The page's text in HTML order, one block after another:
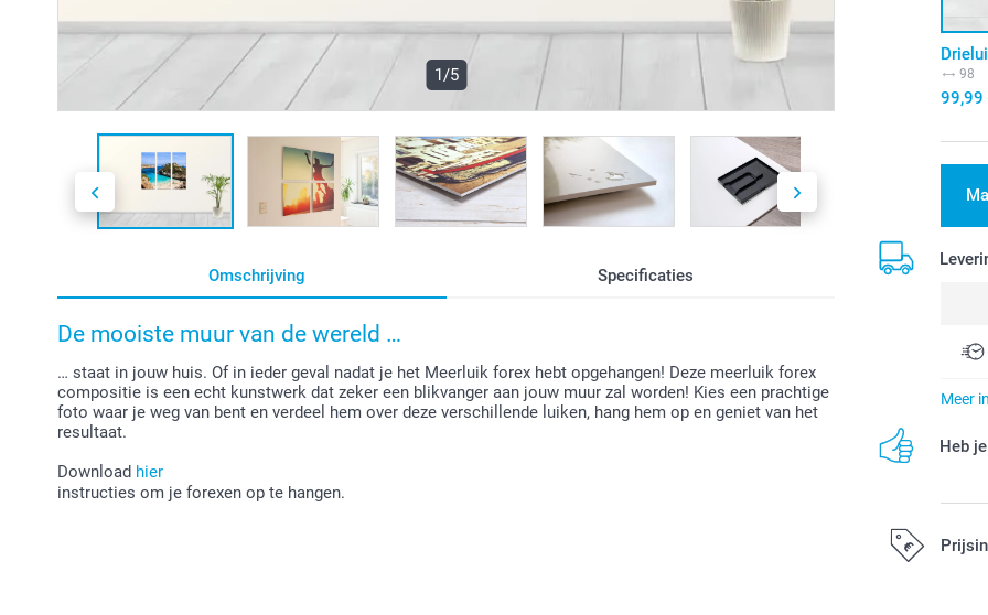
1/5
Omschrijving Specificaties
De mooiste muur van de wereld …
… staat in jouw huis. Of in ieder geval nadat je het Meerluik forex hebt opgehangen! Deze meerluik forex
compositie is een echt kunstwerk dat zeker een blikvanger aan jouw muur zal worden! Kies een prachtige
foto waar je weg van bent en verdeel hem over deze verschillende luiken, hang hem op en geniet van het
resultaat.
Download hier
instructies om je forexen op te hangen.
98
99,99
Meer
Heb